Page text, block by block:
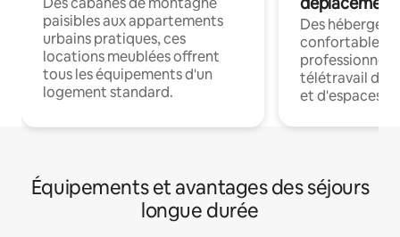
paisibles aux appartements
urbains pratiques, ces
locations meublées offrent
tous les équipements d'un
logement standard.
Des
confortables
professionnels
télétravail
et d'espaces
Équipements et avantages des séjours
longue durée